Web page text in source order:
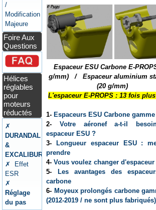
/
Modification
Majeure
Foire Aux
Questions
Hélices
réglables
pour
moteurs
réductés
✗
DURANDAL
&
EXCALIBUR
✗ Effet
ESR
✗
Réglage
du pas
Espaceur ESU Carbone E-
g/mm) / Espaceur aluminium
(20 g/mm)
L'espaceur E-PROPS : 13 fois
1-Espaceurs ESU Carbone gamme
2- Votre aéronef a-t-il
espaceur ESU ?
3-Longueur espaceur ESU :
prendre
4-Vous voulez changer d'espaceur
5- Les avantages des
carbone
6- Moyeux prolongés carbone
(2012-2019 / ne sont plus fabriqués)